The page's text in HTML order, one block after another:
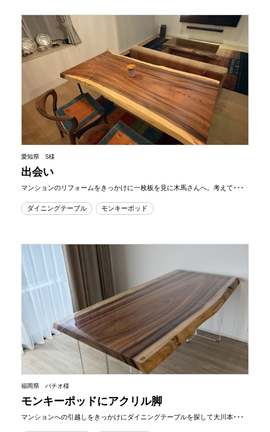
愛知県 S様
出会い
マンションのリフォームをきっかけに一枚板を見に木馬さんへ。考えて･･･
ダイニングテーブル モンキーポッド
福岡県 バチオ様
モンキーポッドにアクリル脚
マンションへの引越しをきっかけにダイニングテーブルを探して大川本･･･